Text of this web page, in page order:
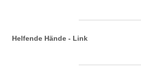
Helfende Hände - Link